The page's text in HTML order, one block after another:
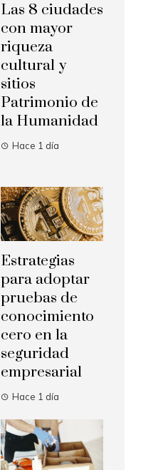
Las 8 ciudades
con mayor
riqueza
cultural y
sitios
Patrimonio de
la Humanidad
Hace 1 día
Estrategias
para adoptar
pruebas de
conocimiento
cero en la
seguridad
empresarial
Hace 1 día